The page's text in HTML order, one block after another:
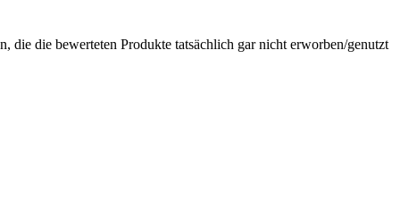
die bewerteten Produkte tatsächlich gar nicht erworben/genutzt